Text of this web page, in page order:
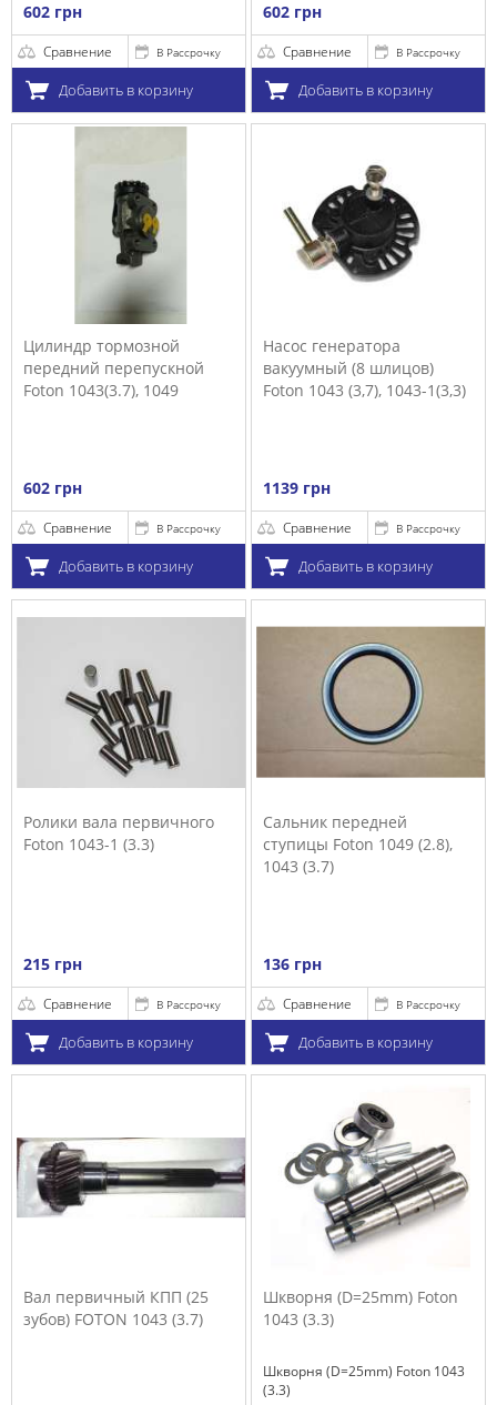
602 грн
Сравнение В Рассрочку
Добавить в корзину
602 грн
Сравнение В Рассрочку
Добавить в корзину
Цилиндр тормозной
передний перепускной
Foton 1043(3.7), 1049
602 грн
Сравнение В Рассрочку
Добавить в корзину
Насос генератора
вакуумный (8 шлицов)
Foton 1043 (3,7), 1043-1(3,3)
1139 грн
Сравнение В Рассрочку
Добавить в корзину
Ролики вала первичного
Foton 1043-1 (3.3)
215 грн
Сравнение В Рассрочку
Добавить в корзину
Сальник передней
ступицы Foton 1049 (2.8),
1043 (3.7)
136 грн
Сравнение В Рассрочку
Добавить в корзину
Вал первичный КПП (25
зубов) FOTON 1043 (3.7)
Шкворня (D=25mm) Foton
1043 (3.3)
Шкворня (D=25mm) Foton 1043
(3.3)